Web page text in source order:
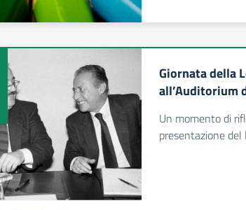
Giornata della
all’Auditorium
Un momento di
presentazione del